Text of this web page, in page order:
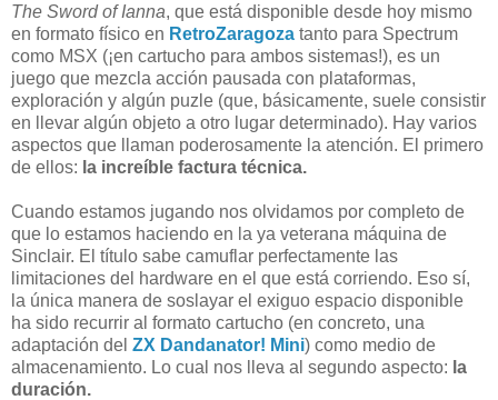
The Sword of Ianna, que está disponible desde hoy mismo
en formato físico en RetroZaragoza tanto para Spectrum
como MSX (¡en cartucho para ambos sistemas!), es un
juego que mezcla acción pausada con plataformas,
exploración y algún puzle (que, básicamente, suele consistir
en llevar algún objeto a otro lugar determinado). Hay varios
aspectos que llaman poderosamente la atención. El primero
de ellos: la increíble factura técnica.
Cuando estamos jugando nos olvidamos por completo de
que lo estamos haciendo en la ya veterana máquina de
Sinclair. El título sabe camuflar perfectamente las
limitaciones del hardware en el que está corriendo. Eso sí,
la única manera de soslayar el exiguo espacio disponible
ha sido recurrir al formato cartucho (en concreto, una
adaptación del ZX Dandanator! Mini) como medio de
almacenamiento. Lo cual nos lleva al segundo aspecto: la
duración.